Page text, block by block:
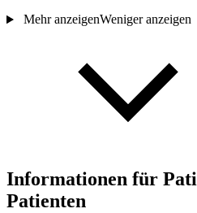
Mehr anzeigenWeniger anzeigen
Informationen für
Patienten